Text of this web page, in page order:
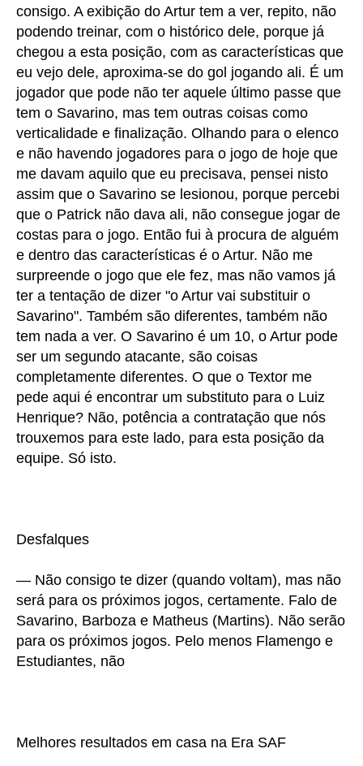
consigo. A exibição do Artur tem a ver, repito, não
podendo treinar, com o histórico dele, porque já
chegou a esta posição, com as características que
eu vejo dele, aproxima-se do gol jogando ali. É um
jogador que pode não ter aquele último passe que
tem o Savarino, mas tem outras coisas como
verticalidade e finalização. Olhando para o elenco
e não havendo jogadores para o jogo de hoje que
me davam aquilo que eu precisava, pensei nisto
assim que o Savarino se lesionou, porque percebi
que o Patrick não dava ali, não consegue jogar de
costas para o jogo. Então fui à procura de alguém
e dentro das características é o Artur. Não me
surpreende o jogo que ele fez, mas não vamos já
ter a tentação de dizer "o Artur vai substituir o
Savarino". Também são diferentes, também não
tem nada a ver. O Savarino é um 10, o Artur pode
ser um segundo atacante, são coisas
completamente diferentes. O que o Textor me
pede aqui é encontrar um substituto para o Luiz
Henrique? Não, potência a contratação que nós
trouxemos para este lado, para esta posição da
equipe. Só isto.
Desfalques
— Não consigo te dizer (quando voltam), mas não
será para os próximos jogos, certamente. Falo de
Savarino, Barboza e Matheus (Martins). Não serão
para os próximos jogos. Pelo menos Flamengo e
Estudiantes, não
Melhores resultados em casa na Era SAF